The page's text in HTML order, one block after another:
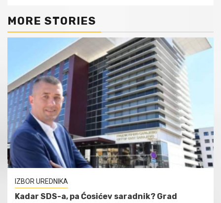
MORE STORIES
IZBOR UREDNIKA
Kadar SDS-a, pa Ćosićev saradnik? Grad